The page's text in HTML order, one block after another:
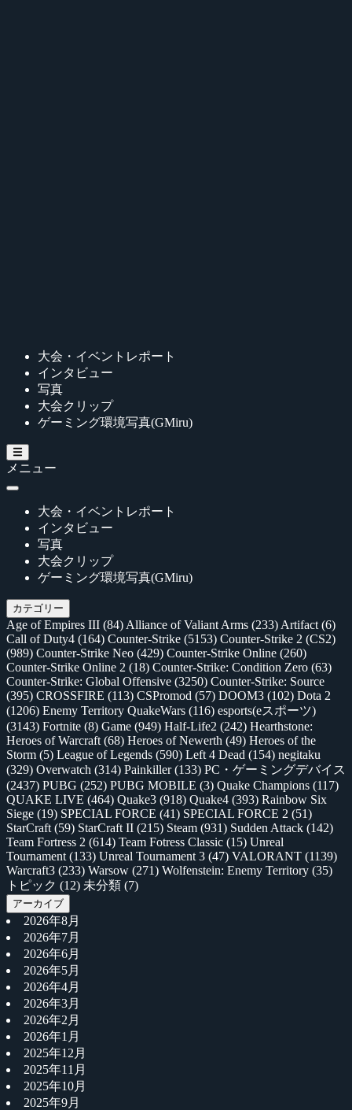
大会・イベントレポート
インタビュー
写真
大会クリップ
ゲーミング環境写真(GMiru)
メニュー
大会・イベントレポート
インタビュー
写真
大会クリップ
ゲーミング環境写真(GMiru)
カテゴリー
Age of Empires III (84) Alliance of Valiant Arms (233) Artifact (6)
Call of Duty4 (164) Counter-Strike (5153) Counter-Strike 2 (CS2)
(989) Counter-Strike Neo (429) Counter-Strike Online (260)
Counter-Strike Online 2 (18) Counter-Strike: Condition Zero (63)
Counter-Strike: Global Offensive (3250) Counter-Strike: Source
(395) CROSSFIRE (113) CSPromod (57) DOOM3 (102) Dota 2
(1206) Enemy Territory QuakeWars (116) esports(eスポーツ)
(3143) Fortnite (8) Game (949) Half-Life2 (242) Hearthstone:
Heroes of Warcraft (68) Heroes of Newerth (49) Heroes of the
Storm (5) League of Legends (590) Left 4 Dead (154) negitaku
(329) Overwatch (314) Painkiller(133) PC・ゲーミングデバイス
(2437) PUBG (252) PUBG MOBILE (3) Quake Champions (117)
QUAKE LIVE (464) Quake3 (918) Quake4 (393) Rainbow Six
Siege (19) SPECIAL FORCE (41) SPECIAL FORCE 2 (51)
StarCraft (59) StarCraft II (215) Steam (931) Sudden Attack (142)
Team Fortress 2 (614) Team Fotress Classic (15) Unreal
Tournament (133) Unreal Tournament 3 (47) VALORANT (1139)
Warcraft3 (233) Warsow (271) Wolfenstein: Enemy Territory (35)
トピック (12) 未分類 (7)
アーカイブ
2026年8月
2026年7月
2026年6月
2026年5月
2026年4月
2026年3月
2026年2月
2026年1月
2025年12月
2025年11月
2025年10月
2025年9月